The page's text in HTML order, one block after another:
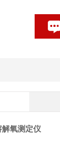
氧测定仪